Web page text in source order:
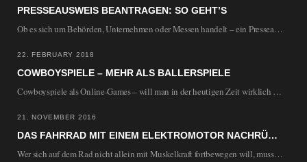
PRESSEAUSWEIS BEANTRAGEN: SO GEHT’S
Ob es sich um Behörden, Unternehmen oder Messen handelt – ein Presseausweis kann sowohl den…
22. FEBRUARY 2018
COWBOYSPIELE – MEHR ALS BALLERSPIELE
Cowboyspiele als Online-Games – will man in der heutigen Zeit wirklich alternde Helden mit großen…
21. NOVEMBER 2016
DAS FAHRRAD MIT EINEM ELEKTROMOTOR NACHRÜSTEN
Wer sich auf dem Rad nicht allein mit Muskelkraft fortbewegen will, muss nicht unbedingt ein…